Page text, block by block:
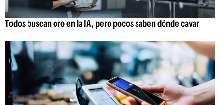
Todos buscan oro en la IA, pero pocos saben dónde cavar